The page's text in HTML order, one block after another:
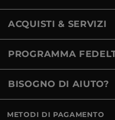
ACQUISTI & SERVIZI
PROGRAMMA
BISOGNO DI AIUTO?
METODI DI PAGAMENTO